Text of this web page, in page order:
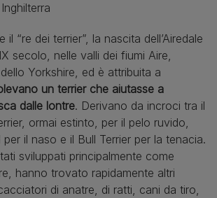
Inghilterra
“re dei terrier”, la nascita dell’Airedale
secolo, nelle valli dei fiumi Aire,
Yorkshire, ed è attribuita a
un terrier che aiutasse a
dalle lontre. Derivano da incroci tra il
ormai estinto, per il pelo ruvido,
il naso e il Bull Terrier per la tenacia.
sviluppati principalmente come
hanno trovato rapidamente altri
di anatre, di ratti, cani da tiro,